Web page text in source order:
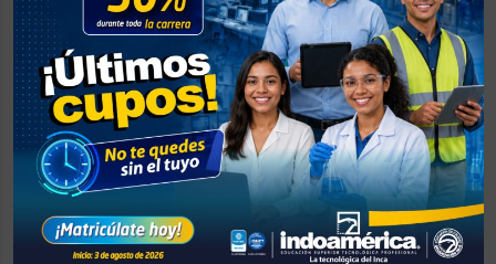
Durante esta etapa, el equipo académico y
administrativo ha dispuesto jornadas de orientación
personalizada para acompañar a los aspirantes en su
proceso de inscripción y elección de programa,
garantizando claridad y respaldo en cada paso.
Indoamérica invita a todos los interesados a asegurar su
cupo y comenzar una nueva etapa de crecimiento
profesional, consolidando su proyecto de vida a través
de una educación tecnológica enfocada en resultados.